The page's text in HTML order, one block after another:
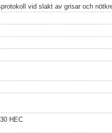
vid slakt av grisar och
HEC